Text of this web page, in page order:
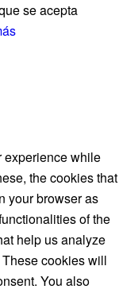
se acepta
experience while
the cookies that
your browser as
of the
help us analyze
cookies will
You also